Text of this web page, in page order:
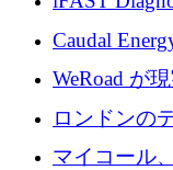
ロのディー
菌薬耐性へ
Caudal
電技術の規
WeRoad が
めに 5,800
ロンドンの
州と中東の
マイコール